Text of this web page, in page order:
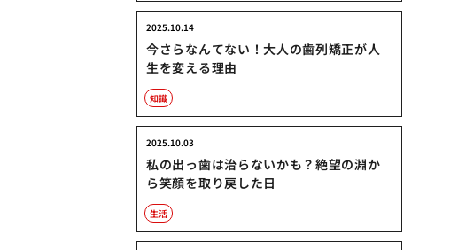
今さらなんてない！大人の歯列矯正が人
生を変える理由
2025.10.14
知識
私の出っ歯は治らないかも？絶望の淵か
ら笑顔を取り戻した日
2025.10.03
生活